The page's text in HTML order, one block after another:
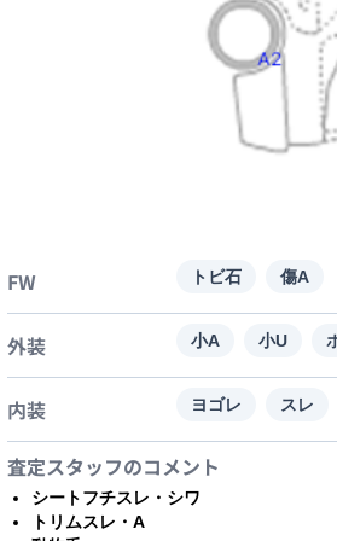
FW トビ石 傷A
外装 小A 小U
内装 ヨゴレ スレ
査定スタッフのコメント
シートフチスレ・シワ
トリムスレ・A